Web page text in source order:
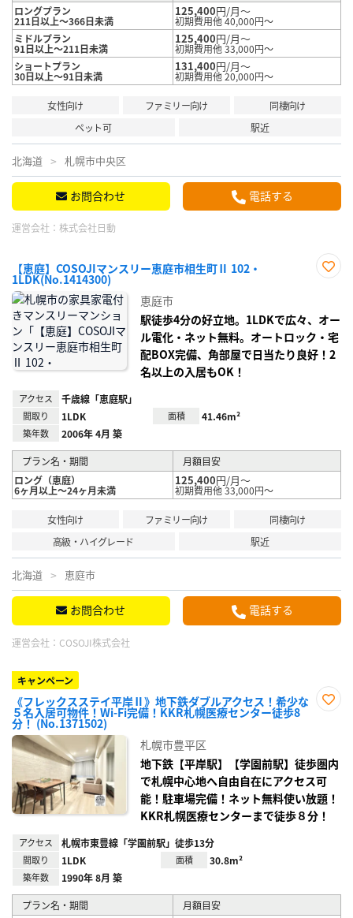
ロングプラン
211日以上～366日未満
125,400円/月～
初期費用他 40,000円～
ミドルプラン
91日以上～211日未満
125,400円/月～
初期費用他 33,000円～
ショートプラン
30日以上～91日未満
131,400円/月～
初期費用他 20,000円～
女性向け ファミリー向け
同棲向け
ペット可
駅近
北海道 札幌市中央区
お問合わせ 電話する
運営会社： 株式会社日動
【恵庭】COSOJIマンスリー恵庭市相生町Ⅱ 102・
1LDK(No.1414300)
録
恵庭市
駅徒歩4分の好立地。1LDKで広々、オー
ル電化・ネット無料。オートロック・宅
配BOX完備、角部屋で日当たり良好！2
名以上の入居もOK！
アクセス 千歳線「恵庭駅」
間取り 1LDK 面積 41.46m²
築年数 2006年 4月 築
プラン名・期間
月額目安
ロング（恵庭）
6ヶ月以上～24ヶ月未満
125,400円/月～
初期費用他 33,000円～
女性向け ファミリー向け
同棲向け
高級・ハイグレード
駅近
北海道 恵庭市
お問合わせ 電話する
運営会社： COSOJI株式会社
キャンペーン
《フレックスステイ平岸Ⅱ》地下鉄ダブルアクセス！希少な
５名入居可物件！Wi-Fi完備！KKR札幌医療センター徒歩8
分！ (No.1371502)
札幌市豊平区
地下鉄【平岸駅】【学園前駅】徒歩圏内
で札幌中心地へ自由自在にアクセス可
能！駐車場完備！ネット無料使い放題！
KKR札幌医療センターまで徒歩８分！
アクセス 札幌市東豊線「学園前駅」徒歩13分
間取り 1LDK 面積 30.8m²
築年数 1990年 8月 築
プラン名・期間
月額目安